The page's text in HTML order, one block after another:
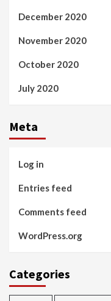
December 2020
November 2020
October 2020
July 2020
Meta
Log in
Entries feed
Comments feed
WordPress.org
Categories